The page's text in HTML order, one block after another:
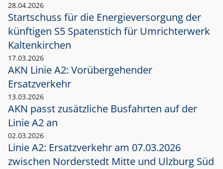
28.04.2026
Startschuss für die Energieversorgung der
künftigen S5 Spatenstich für Umrichterwerk
Kaltenkirchen
17.03.2026
AKN Linie A2: Vorübergehender
Ersatzverkehr
13.03.2026
AKN passt zusätzliche Busfahrten auf der
Linie A2 an
02.03.2026
Linie A2: Ersatzverkehr am 07.03.2026
zwischen Norderstedt Mitte und Ulzburg Süd